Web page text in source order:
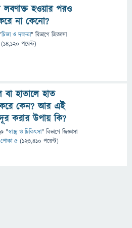
লবণাক্ত হওয়ার পরও
না কেনো?
"চিন্তা ও দক্ষতা" বিভাগে জিজ্ঞাসা
(14,120 পয়েন্ট)
বা হাতালে হাত
করে কেন? আর এই
করার উপায় কি?
"স্বাস্থ্য ও চিকিৎসা" বিভাগে জিজ্ঞাসা
পোকা ৫ (123,410 পয়েন্ট)